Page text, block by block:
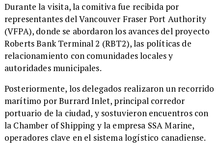
​Durante la visita, la comitiva fue recibida por
representantes del Vancouver Fraser Port Authority
(VFPA), donde se abordaron los avances del proyecto
Roberts Bank Terminal 2 (RBT2), las políticas de
relacionamiento con comunidades locales y
autoridades municipales.
​Posteriormente, los delegados realizaron un recorrido
marítimo por Burrard Inlet, principal corredor
portuario de la ciudad, y sostuvieron encuentros con
la Chamber of Shipping y la empresa SSA Marine,
operadores clave en el sistema logístico canadiense.